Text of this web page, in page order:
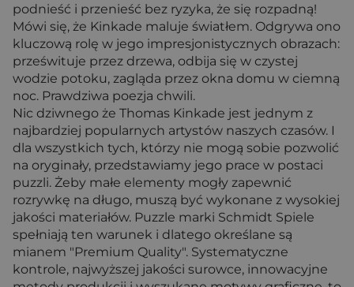
podnieść i przenieść bez ryzyka, że się rozpadną!
Mówi się, że Kinkade maluje światłem. Odgrywa ono
kluczową rolę w jego impresjonistycznych obrazach:
prześwituje przez drzewa, odbija się w czystej
wodzie potoku, zagląda przez okna domu w ciemną
noc. Prawdziwa poezja chwili.
Nic dziwnego że Thomas Kinkade jest jednym z
najbardziej popularnych artystów naszych czasów. I
dla wszystkich tych, którzy nie mogą sobie pozwolić
na oryginały, przedstawiamy jego prace w postaci
puzzli. Żeby małe elementy mogły zapewnić
rozrywkę na długo, muszą być wykonane z wysokiej
jakości materiałów. Puzzle marki Schmidt Spiele
spełniają ten warunek i dlatego określane są
mianem "Premium Quality". Systematyczne
kontrole, najwyższej jakości surowce, innowacyjne